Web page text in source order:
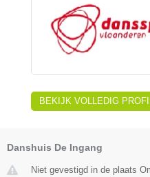
BEKIJK VOLLEDIG
Danshuis De Ingang
Niet gevestigd in de plaats